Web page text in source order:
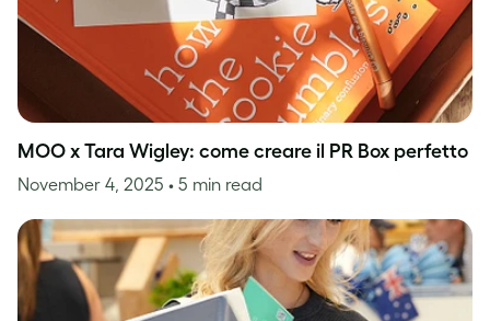
MOO x Tara Wigley: come creare il PR Box perfetto
November 4, 2025 • 5 min read